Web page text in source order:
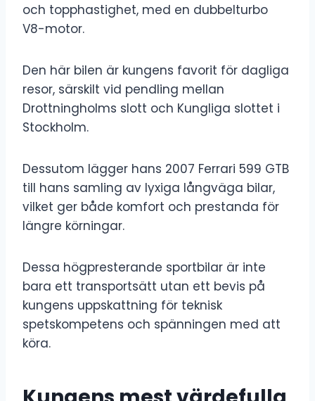
och topphastighet, med en dubbelturbo
V8-motor.
Den här bilen är kungens favorit för dagliga
resor, särskilt vid pendling mellan
Drottningholms slott och Kungliga slottet i
Stockholm.
Dessutom lägger hans 2007 Ferrari 599 GTB
till hans samling av lyxiga långväga bilar,
vilket ger både komfort och prestanda för
längre körningar.
Dessa högpresterande sportbilar är inte
bara ett transportsätt utan ett bevis på
kungens uppskattning för teknisk
spetskompetens och spänningen med att
köra.